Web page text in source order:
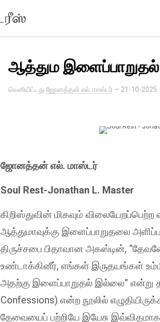
ஆத்தும இளைப்பாறுதல்
வெளியிட்டது ஜோனத்தன் எல். மாஸ்டர் — 21-10-2025
ஜோனத்தன் எல். மாஸ்டர்
Soul Rest-Jonathan L. Master
கிறிஸ்துவின் மிகவும்
ஆத்துமாவுக்கு இளைப்பாறுதலை
திருச்சபை பிதாவான அகஸ்டின்,
உண்டாக்கினீர், எங்கள் இருதயங்கள்
அதற்கு இளைப்பாறுதல் இல்லை” என்று
Confessions) என்ற நூலில்
தேவையைப் பற்றியே இயேசு இவ்விதமாக